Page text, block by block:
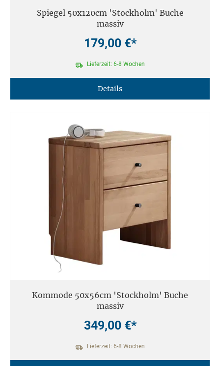
Spiegel 50x120cm 'Stockholm' Buche
massiv
179,00 €*
Lieferzeit: 6-8 Wochen
Details
Kommode 50x56cm 'Stockholm' Buche
massiv
349,00 €*
Lieferzeit: 6-8 Wochen